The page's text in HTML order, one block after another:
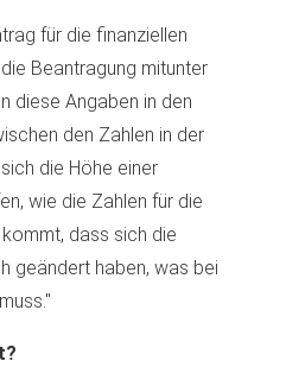
für die finanziellen
Beantragung mitunter
diese Angaben in den
den Zahlen in der
die Höhe einer
wie die Zahlen für die
dass sich die
geändert haben, was bei